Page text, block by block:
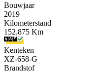
Bouwjaar
2019
Kilometerstand
152.875 Km
Kenteken
XZ-658-G
Brandstof